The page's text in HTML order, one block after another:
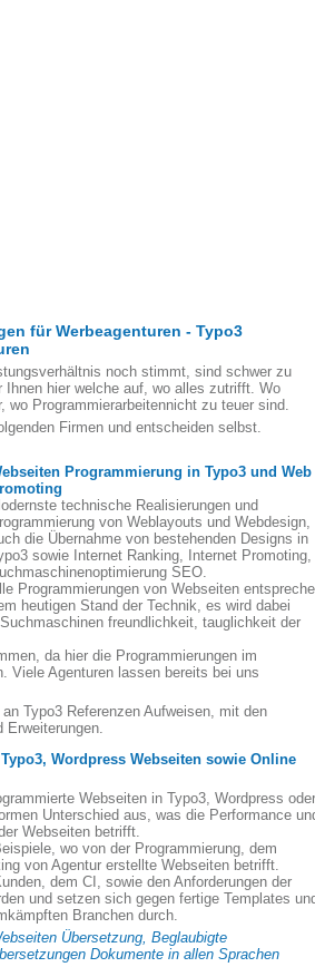
für Werbeagenturen - Typo3
noch stimmt, sind schwer zu
Ihnen hier welche auf, wo alles zutrifft. Wo
wo Programmierarbeitennicht zu teuer sind.
Firmen und entscheiden selbst.
Programmierung in Typo3 und Web
technische Realisierungen und
von Weblayouts und Webdesign,
die Übernahme von bestehenden Designs in
sowie Internet Ranking, Internet Promoting,
SEO.
Programmierungen von Webseiten
heutigen Stand der Technik, es wird dabei
freundlichkeit, tauglichkeit der
da hier die Programmierungen im
Viele Agenturen lassen bereits bei uns
Typo3 Referenzen Aufweisen, mit den
Erweiterungen.
Wordpress Webseiten sowie Online
Webseiten in Typo3, Wordpress oder
Unterschied aus, was die Performance
Webseiten betrifft.
wo von der Programmierung, dem
von Agentur erstellte Webseiten betrifft.
dem CI, sowie den Anforderungen der
und setzen sich gegen fertige Templates
Branchen durch.
Übersetzung, Beglaubigte
Dokumente in allen Sprachen